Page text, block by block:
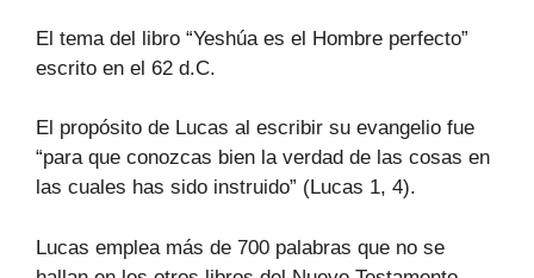
El tema del libro “Yeshúa es el Hombre perfecto”
escrito en el 62 d.C.
El propósito de Lucas al escribir su evangelio fue
“para que conozcas bien la verdad de las cosas en
las cuales has sido instruido” (Lucas 1, 4).
Lucas emplea más de 700 palabras que no se